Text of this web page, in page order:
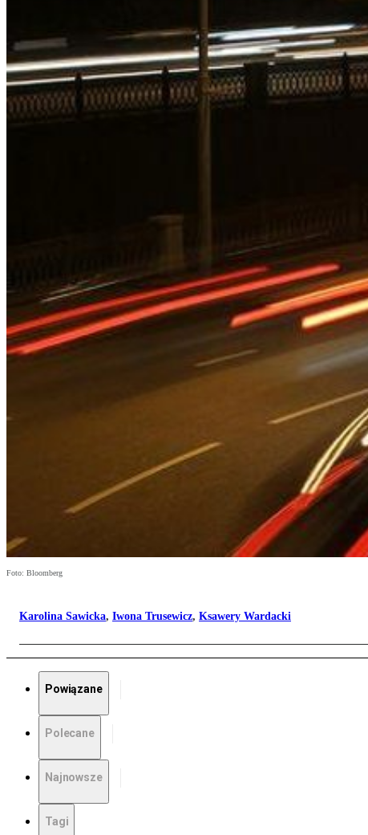
Foto: Bloomberg
Karolina Sawicka, Iwona Trusewicz, Ksawery Wardacki
Powiązane
Polecane
Najnowsze
Tagi